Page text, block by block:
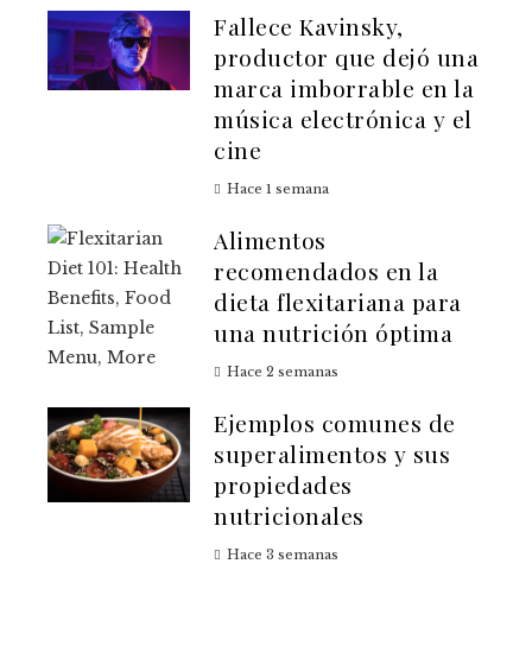
Fallece Kavinsky,
productor que dejó una
marca imborrable en la
música electrónica y el
cine
Hace 1 semana
Alimentos
recomendados en la
dieta flexitariana para
una nutrición óptima
Hace 2 semanas
Ejemplos comunes de
superalimentos y sus
propiedades
nutricionales
Hace 3 semanas